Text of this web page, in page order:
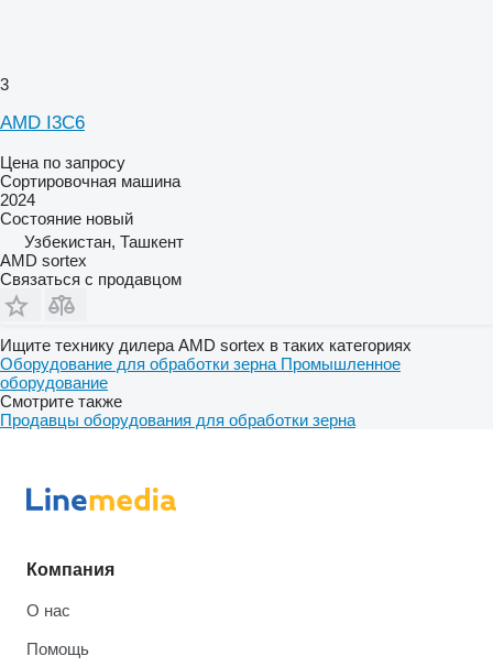
3
AMD I3C6
Цена по запросу
Сортировочная машина
2024
Состояние новый
Узбекистан, Ташкент
AMD sortex
Связаться с продавцом
Ищите технику дилера AMD sortex в таких категориях
Оборудование для обработки зерна Промышленное
оборудование
Смотрите также
Продавцы оборудования для обработки зерна
Компания
О нас
Помощь